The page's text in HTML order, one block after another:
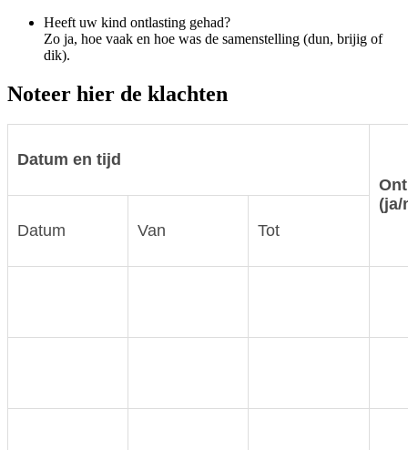
Heeft uw kind ontlasting gehad?
Zo ja, hoe vaak en hoe was de samenstelling (dun, brijig of
dik).
Noteer hier de klachten
Datum en tijd
(ja/
Datum
Van Tot